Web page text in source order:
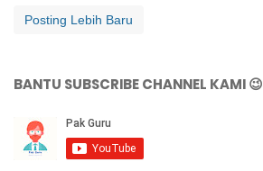
Posting Lebih Baru
BANTU SUBSCRIBE CHANNEL KAMI 😉